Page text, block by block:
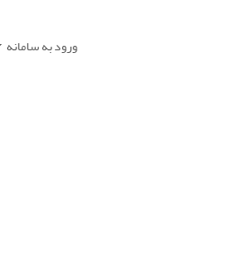
ورود به سامانه